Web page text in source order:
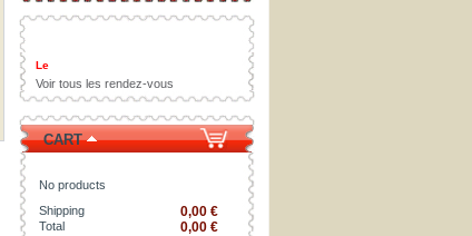
Le
Voir tous les rendez-vous
CART
No products
Shipping
0,00 €
Total 0,00 €